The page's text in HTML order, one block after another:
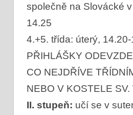
společně na Slovácké
14.25
4.+5. třída: úterý,
PŘIHLÁŠKY
CO NEJDŘÍVE
NEBO V KOSTELE SV.
II. stupeň: učí se v